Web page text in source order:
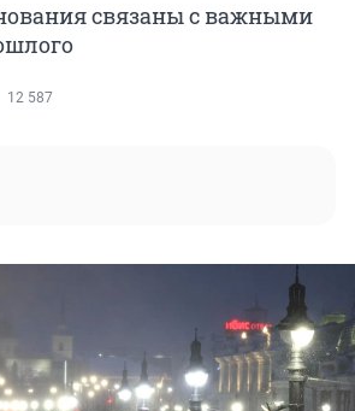
связаны с важными
12 587